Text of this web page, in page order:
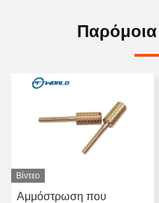
Βίντεο
Αμμόστρωση που